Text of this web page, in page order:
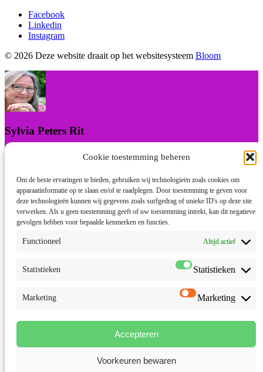
Cookie toestemming beheren
Om de beste ervaringen te bieden, gebruiken wij technologieën zoals cookies om
apparaatinformatie op te slaan en/of te raadplegen. Door toestemming te geven voor
deze technologieën kunnen wij gegevens zoals surfgedrag of unieke ID's op deze site
verwerken. Als u geen toestemming geeft of uw toestemming intrekt, kan dit negatieve
gevolgen hebben voor bepaalde kenmerken en functies.
Functioneel Altijd actief
Statistieken Statistieken
Marketing Marketing
Accepteren
Voorkeuren bewaren
Facebook
Linkedin
Instagram
© 2026 Deze website draait op het websitesysteem Bloom
Sylvia Peters Rit
Praktijk Natuurgeneeskunde & Bewustwording
Hallo 👋
Start Chat met Sylvia: